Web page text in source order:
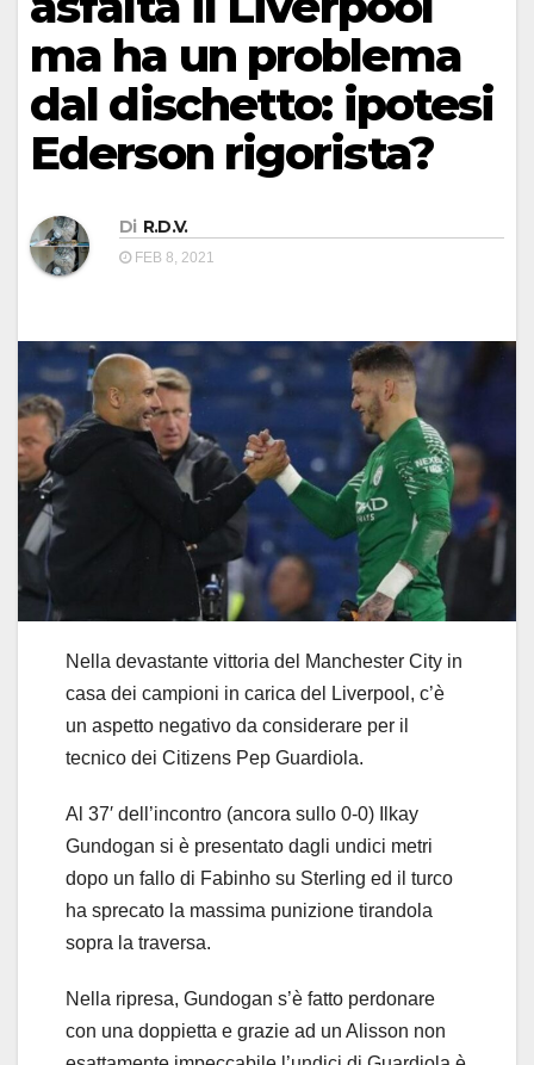
ma ha un problema
dal dischetto: ipotesi
Ederson rigorista?
Di R.D.V.
FEB 8, 2021
Nella devastante vittoria del Manchester City in
casa dei campioni in carica del Liverpool, c’è
un aspetto negativo da considerare per il
tecnico dei Citizens Pep Guardiola.
Al 37′ dell’incontro (ancora sullo 0-0) Ilkay
Gundogan si è presentato dagli undici metri
dopo un fallo di Fabinho su Sterling ed il turco
ha sprecato la massima punizione tirandola
sopra la traversa.
Nella ripresa, Gundogan s’è fatto perdonare
con una doppietta e grazie ad un Alisson non